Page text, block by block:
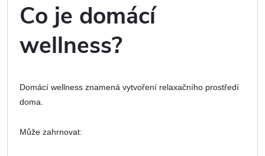
Co je domácí
wellness?
Domácí wellness znamená vytvoření relaxačního prostředí
doma.
Může zahrnovat: